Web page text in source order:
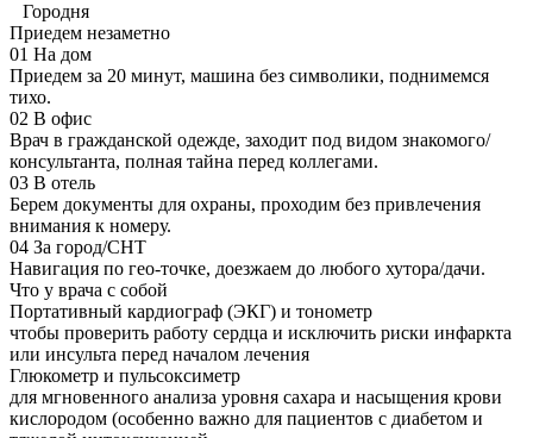
Городня
Приедем незаметно
01 На дом
Приедем за 20 минут, машина без символики, поднимемся
тихо.
02 В офис
Врач в гражданской одежде, заходит под видом знакомого/
консультанта, полная тайна перед коллегами.
03 В отель
Берем документы для охраны, проходим без привлечения
внимания к номеру.
04 За город/СНТ
Навигация по гео-точке, доезжаем до любого хутора/дачи.
Что у врача с собой
Портативный кардиограф (ЭКГ) и тонометр
чтобы проверить работу сердца и исключить риски инфаркта
или инсульта перед началом лечения
Глюкометр и пульсоксиметр
для мгновенного анализа уровня сахара и насыщения крови
кислородом (особенно важно для пациентов с диабетом и